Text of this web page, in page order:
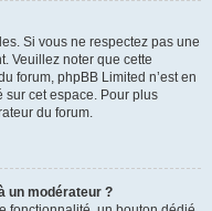
Si vous ne respectez pas une
Veuillez noter que cette
forum, phpBB Limited n’est en
cet espace. Pour plus
du forum.
un modérateur ?